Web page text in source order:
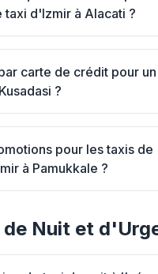
taxi d'Izmir à Alacati ?
carte de crédit pour un
?
pour les taxis de
à Pamukkale ?
Nuit et